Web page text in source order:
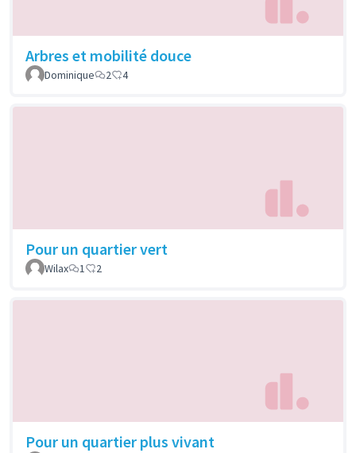
Arbres et mobilité douce
Dominique 2 4
Pour un quartier vert
Wilax 1 2
Pour un quartier plus vivant